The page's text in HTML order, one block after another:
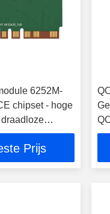
6252M-
chipset - hoge
Prijs